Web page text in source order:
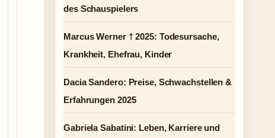
des Schauspielers
Marcus Werner † 2025: Todesursache,
Krankheit, Ehefrau, Kinder
Dacia Sandero: Preise, Schwachstellen &
Erfahrungen 2025
Gabriela Sabatini: Leben, Karriere und